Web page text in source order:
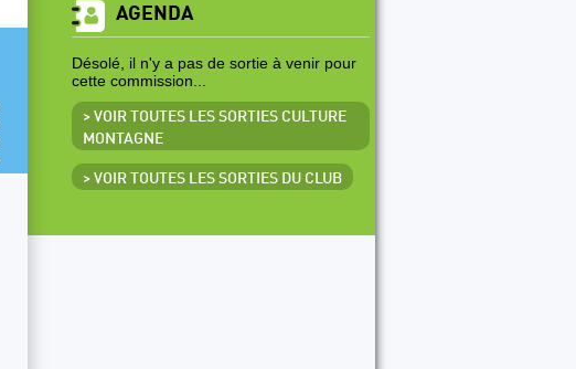
AGENDA
Désolé, il n'y a pas de sortie à venir pour
cette commission...
> VOIR TOUTES LES SORTIES CULTURE
MONTAGNE
> VOIR TOUTES LES SORTIES DU CLUB